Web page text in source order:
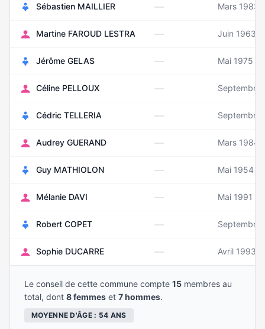
Sébastien MAILLIER — Mars 1983
Martine FAROUD LESTRA — Juin 1963
Jérôme GELAS — Mai 1975
Céline PELLOUX — Septembre
Cédric TELLERIA — Septembre
Audrey GUERAND — Mars 1984
Guy MATHIOLON — Mai 1954
Mélanie DAVI — Mai 1991
Robert COPET — Septembre
Sophie DUCARRE — Avril 1993
Le conseil de cette commune compte 15 membres au
total, dont 8 femmes et 7 hommes.
MOYENNE D'ÂGE : 54 ANS